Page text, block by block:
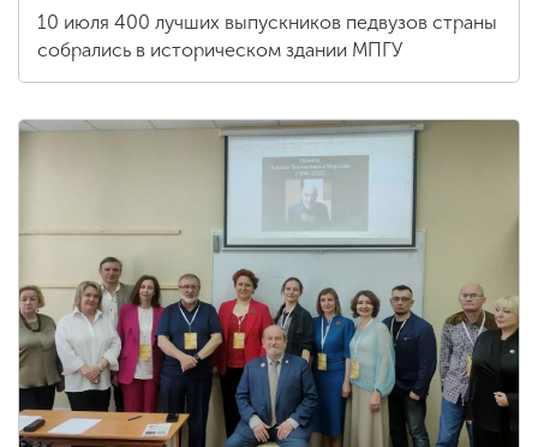
10 июля 400 лучших выпускников педвузов страны
собрались в историческом здании МПГУ